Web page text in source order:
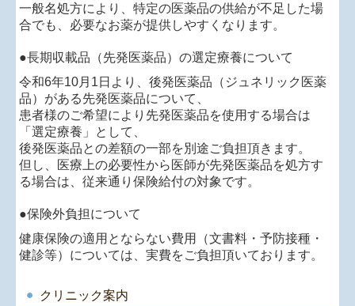
クリニック案内
一般名処方により、特定の医薬品の供給が不足した場
合でも、必要なお薬が提供しやすくなります。
●長期収載品（先発医薬品）の選定療養について
令和6年10月1日より、後発医薬品（ジュネリック医薬
品）がある先発医薬品について、
患者様のご希望により先発医薬品を使用する場合は
「選定療養」として、
後発医薬品との差額の一部を別途ご負担頂きます。
但し、医療上の必要性から医師が先発医薬品を処方す
る場合は、従来通り保険給付の対象です。
●保険外負担について
健康保険の適用とならない費用（文書料・予防接種・
健診等）については、実費をご負担頂いております。